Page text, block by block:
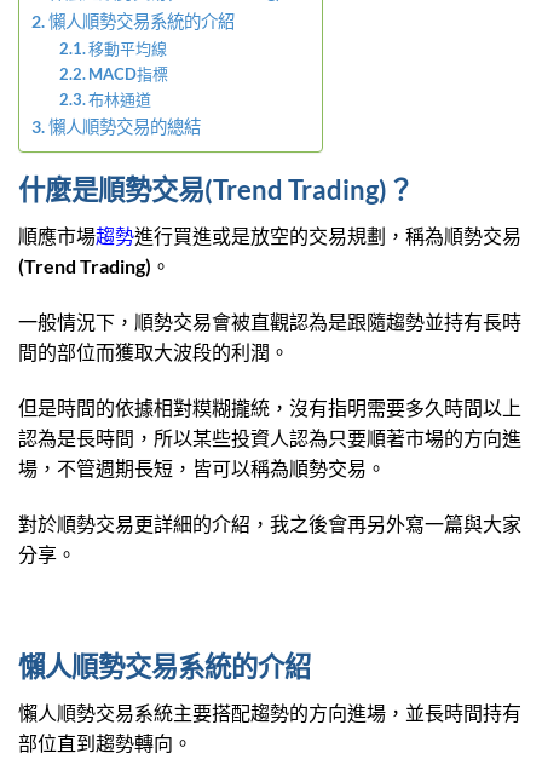
懶人順勢交易系統的介紹
移動平均線
MACD指標
布林通道
懶人順勢交易的總結
什麼是順勢交易(Trend Trading)？
順應市場趨勢進行買進或是放空的交易規劃，稱為順勢交易
(Trend Trading)。
一般情況下，順勢交易會被直觀認為是跟隨趨勢並持有長時
間的部位而獲取大波段的利潤。
但是時間的依據相對糢糊攏統，沒有指明需要多久時間以上
認為是長時間，所以某些投資人認為只要順著市場的方向進
場，不管週期長短，皆可以稱為順勢交易。
對於順勢交易更詳細的介紹，我之後會再另外寫一篇與大家
分享。
懶人順勢交易系統的介紹
懶人順勢交易系統主要搭配趨勢的方向進場，並長時間持有
部位直到趨勢轉向。